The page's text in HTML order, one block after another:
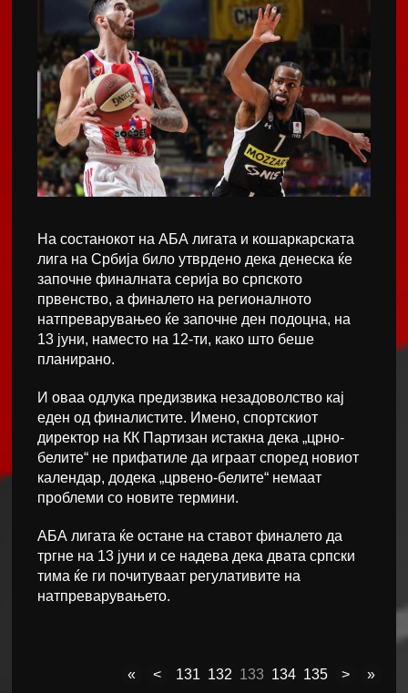
На состанокот на АБА лигата и кошаркарската
лига на Србија било утврдено дека денеска ќе
започне финалната серија во српското
првенство, а финалето на регионалното
натпреварувањео ќе започне ден подоцна, на
13 јуни, наместо на 12-ти, како што беше
планирано.
И оваа одлука предизвика незадоволство кај
еден од финалистите. Имено, спортскиот
директор на КК Партизан истакна дека „црно-
белите“ не прифатиле да играат според новиот
календар, додека „црвено-белите“ немаат
проблеми со новите термини.
АБА лигата ќе остане на ставот финалето да
тргне на 13 јуни и се надева дека двата српски
тима ќе ги почитуваат регулативите на
натпреварувањето.
« < 131 132 133 134 135 > »